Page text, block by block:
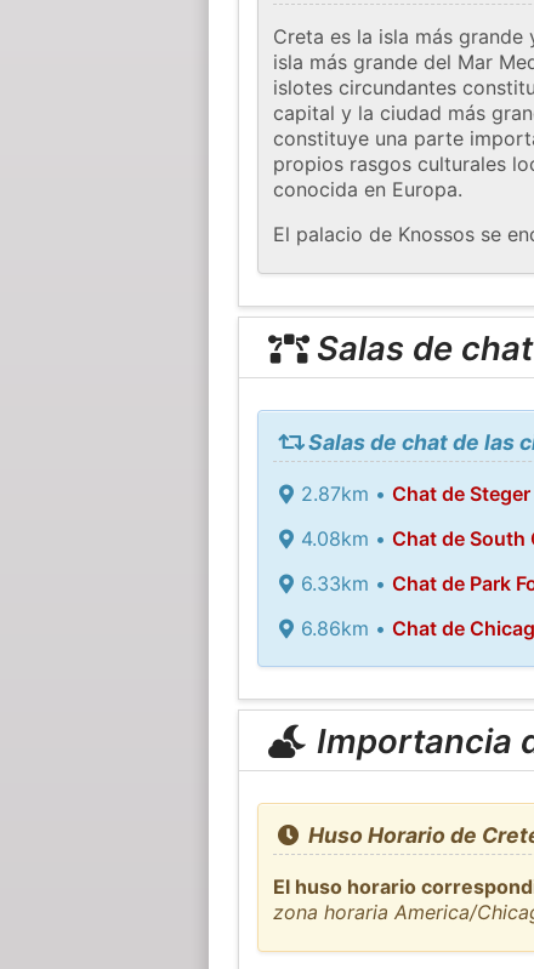
Creta es la isla más
isla más grande del Mar
islotes circundantes
capital y la ciudad más
constituye una parte
propios rasgos culturales
conocida en Europa.
El palacio de Knossos se
Salas de
Salas de chat de las
2.87km • Chat de Steger
4.08km • Chat de South
6.33km • Chat de Park
6.86km • Chat de
Importancia
Huso Horario de
El huso horario
zona horaria America/